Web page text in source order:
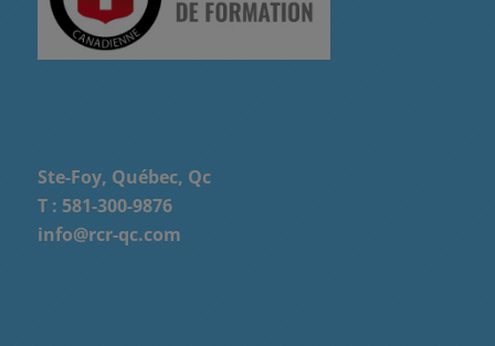
Ste-Foy, Québec, Qc
T : 581-300-9876
info@rcr-qc.com